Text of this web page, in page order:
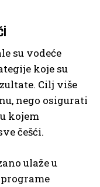
su vodeće
koje su
Cilj više
nego osigurati
kojem
češći.
ulaže u